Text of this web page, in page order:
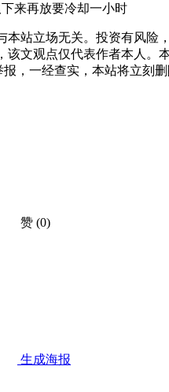
来再放要冷却一小时
本站立场无关。投资有风
该文观点仅代表作者本人
报，一经查实，本站将立刻
赞 (0)
生成海报